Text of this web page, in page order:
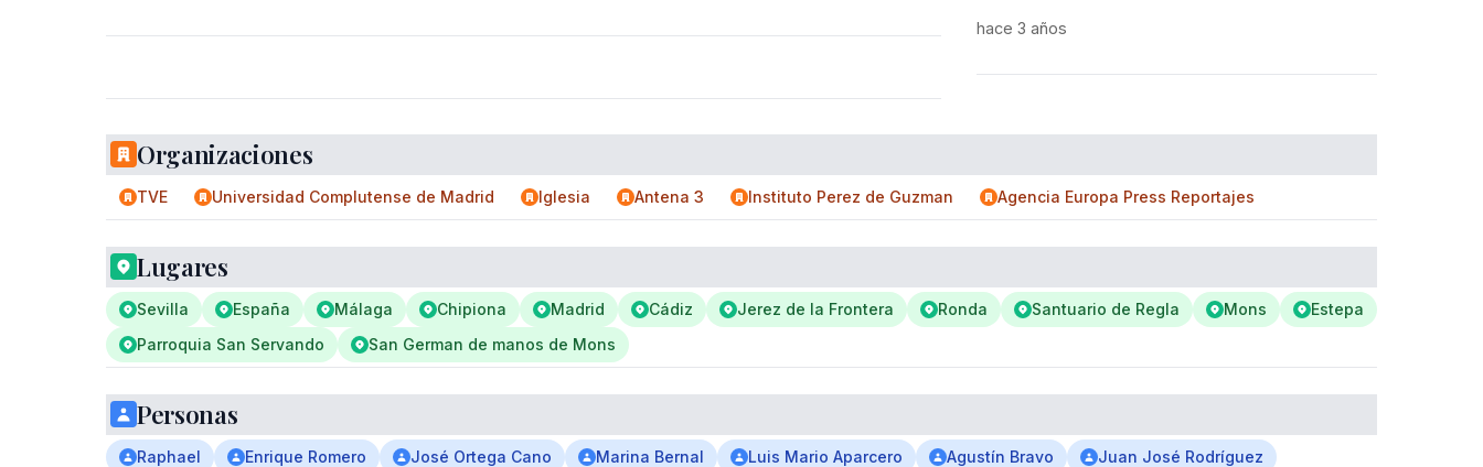
hace 3 años
Organizaciones
TVE Universidad Complutense de Madrid Iglesia Antena 3 Instituto Perez de Guzman Agencia Europa Press Reportajes
Lugares
Sevilla España Málaga Chipiona Madrid Cádiz Jerez de la Frontera Ronda Santuario de Regla Mons
Estepa
Parroquia San Servando
San German de manos de Mons
Personas
Raphael Enrique Romero José Ortega Cano Marina Bernal Luis Mario Aparcero Agustín Bravo
Juan José Rodríguez